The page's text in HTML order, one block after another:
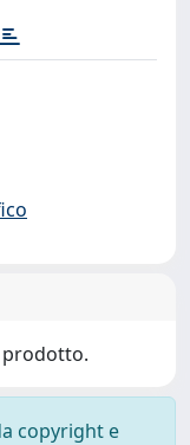
prodotto.
copyright e